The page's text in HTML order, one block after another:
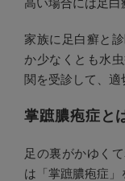
高い場合には足白
家族に足白癬と
か少なくとも水
関を受診して、適
掌蹠膿疱症と
足の裏がかゆく
は「掌蹠膿疱症」